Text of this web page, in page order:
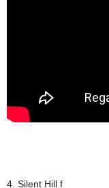
4. Silent Hill f